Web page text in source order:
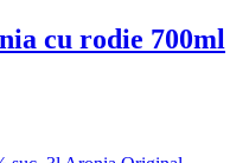
cu rodie 700ml